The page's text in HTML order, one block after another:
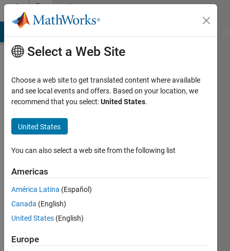
Skip to contentCommunity
Profile
Fukumoto
seen: 8
days ago
Active
2016
Select a Web Site
Choose a web site to get translated content where available
and see local events and offers. Based on your location, we
recommend that you select:United States.
United States
You can also select a web site from the following list
Americas
América Latina (Español)
Canada (English)
United States (English)
Europe